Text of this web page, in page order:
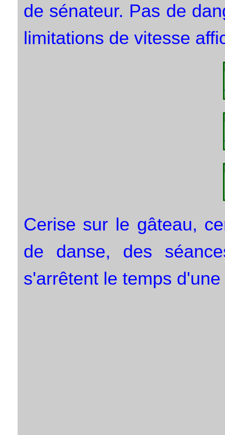
de sénateur. Pas de
limitations de vitesse
Cerise sur le gâteau,
de danse, des
s'arrêtent le temps